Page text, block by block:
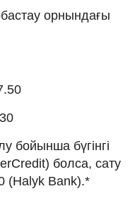
орнындағы
бойынша бүгінгі
болса, сату
(Halyk Bank).*